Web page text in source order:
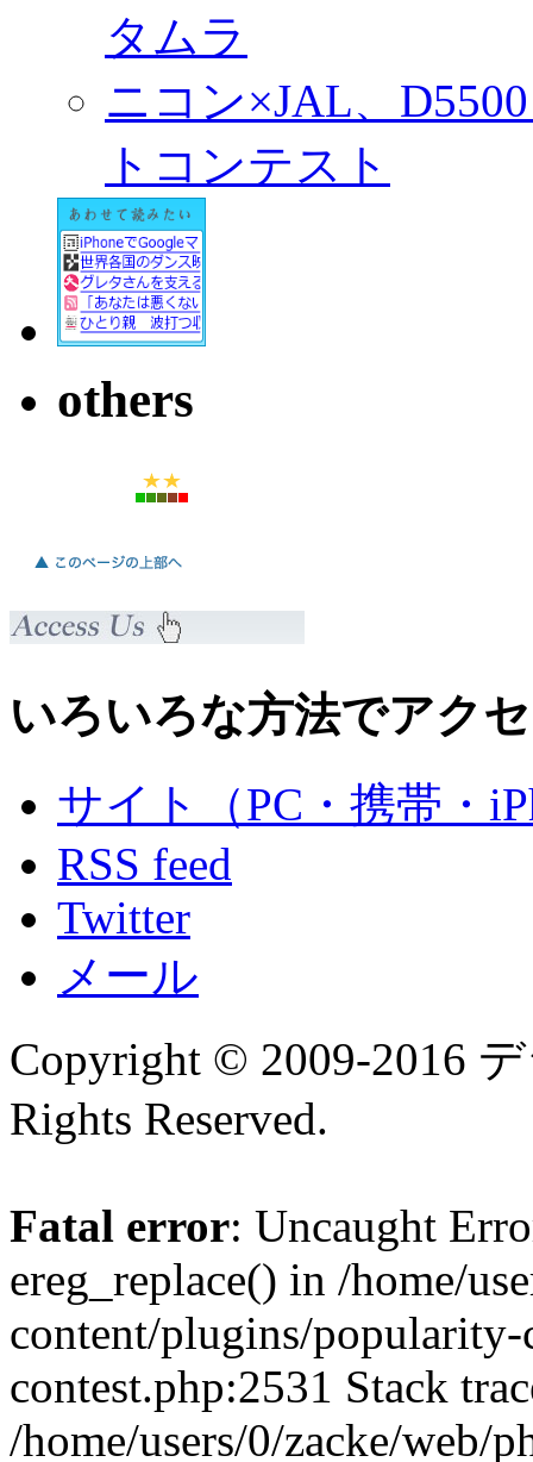
タムラ
ニコン×JAL、
トコンテスト
others
いろいろな方法でアク
サイト（PC・携帯・
RSS feed
Twitter
メール
Copyright © 2009-2016
Rights Reserved.
Fatal error: Uncaught
ereg_replace() in /home/
content/plugins/
contest.php:2531 Stack
/home/users/0/zacke/web/